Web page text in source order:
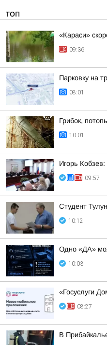
ТОП
«Караси»
09:36
Парковку на
08:01
Грибок,
10:01
Игорь
09:57
Студент
10:12
Одно «ДА»
10:03
«Госуслуги
08:27
В